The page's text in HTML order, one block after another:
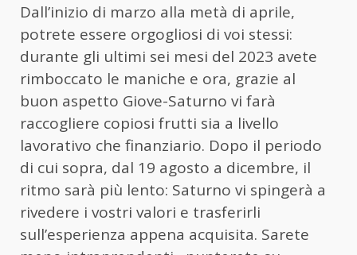
Dall’inizio di marzo alla metà di aprile,
potrete essere orgogliosi di voi stessi:
durante gli ultimi sei mesi del 2023 avete
rimboccato le maniche e ora, grazie al
buon aspetto Giove-Saturno vi farà
raccogliere copiosi frutti sia a livello
lavorativo che finanziario. Dopo il periodo
di cui sopra, dal 19 agosto a dicembre, il
ritmo sarà più lento: Saturno vi spingerà a
rivedere i vostri valori e trasferirli
sull’esperienza appena acquisita. Sarete